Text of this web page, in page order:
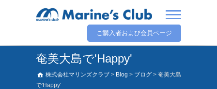
ご購入者および会員ページ
奄美大島で'Happy'
株式会社マリンズクラブ > Blog > ブログ > 奄美大島
で'Happy'